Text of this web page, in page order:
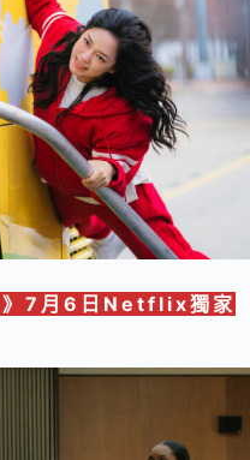
》 7月6日Netflix獨家